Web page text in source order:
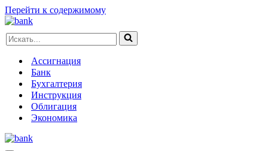
Перейти к содержимому
Искать...
Ассигнация
Банк
Бухгалтерия
Инструкция
Облигация
Экономика